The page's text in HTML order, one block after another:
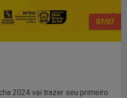
07/07
2024 vai trazer seu primeiro